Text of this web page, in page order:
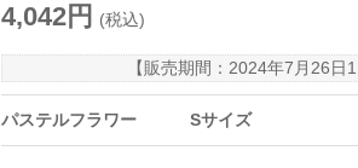
4,042円 (税込)
【販売期間： 2024年7月26日
パステルフラワー Sサイズ